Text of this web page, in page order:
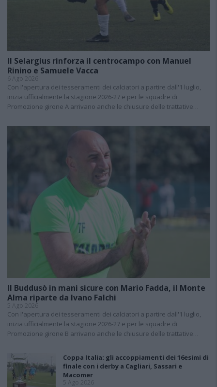
Il Selargius rinforza il centrocampo con Manuel
Rinino e Samuele Vacca
6 Ago 2026
Con l'apertura dei tesseramenti dei calciatori a partire dall'1 luglio,
inizia ufficialmente la stagione 2026-27 e per le squadre di
Promozione girone A arrivano anche le chiusure delle trattative…
Il Buddusò in mani sicure con Mario Fadda, il Monte
Alma riparte da Ivano Falchi
5 Ago 2026
Con l'apertura dei tesseramenti dei calciatori a partire dall'1 luglio,
inizia ufficialmente la stagione 2026-27 e per le squadre di
Promozione girone B arrivano anche le chiusure delle trattative…
Coppa Italia: gli accoppiamenti dei 16esimi di
finale con i derby a Cagliari, Sassari e
Macomer
5 Ago 2026